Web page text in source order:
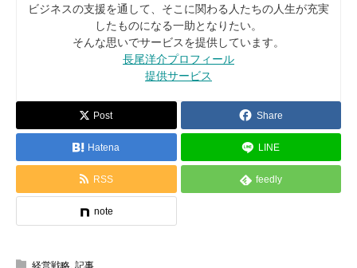
ビジネスの支援を通して、そこに関わる人たちの人生が充実
したものになる一助となりたい。
そんな思いでサービスを提供しています。
長尾洋介プロフィール
提供サービス
Post Share
Hatena LINE
RSS feedly
note